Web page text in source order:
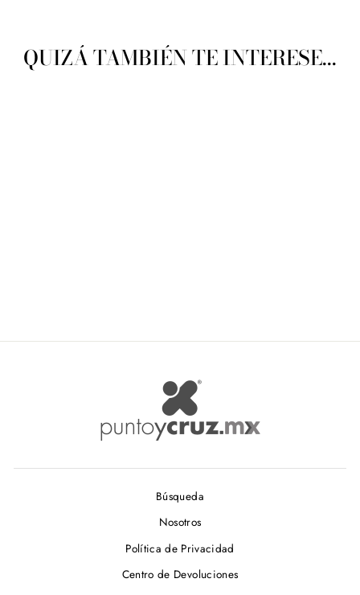
QUIZÁ TAMBIÉN TE INTERESE...
Búsqueda
Nosotros
Política de Privacidad
Centro de Devoluciones